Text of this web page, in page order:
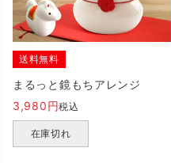
送料無料
まるっと鏡もちアレンジ
3,980
税込
在庫切れ